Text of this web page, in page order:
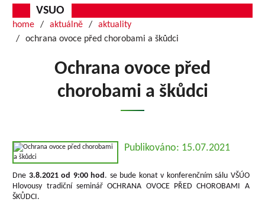
VSUO
home aktuálně
aktuality
ochrana ovoce před chorobami a škůdci
Ochrana ovoce před
chorobami a škůdci
Publikováno: 15.07.2021
Dne 3.8.2021 od 9:00 hod. se bude konat v konferenčním sálu VŠÚO
Hlovousy tradiční seminář OCHRANA OVOCE PŘED CHOROBAMI A
ŠKŮDCI.